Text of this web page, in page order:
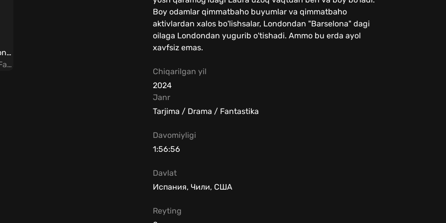
Qushlar qutisi 2 Barselona Uzbek tilida
Tarjima / Qo'rqinchili / Fantastika
Boy odamlar qimmatbaho buyumlar va qimmatbaho
aktivlardan xalos bo'lishsalar, Londondan "Barselona" dagi
oilaga Londondan yugurib o'tishadi. Ammo bu erda ayol
xavfsiz emas.
Chiqarilgan yil
2024
Janr
Tarjima / Drama / Fantastika
Davomiyligi
1:56:56
Davlat
Испания, Чили, США
Reyting